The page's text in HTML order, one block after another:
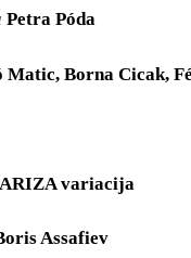
Petra Póda
Borna Cicak,
variacija
Assafiev